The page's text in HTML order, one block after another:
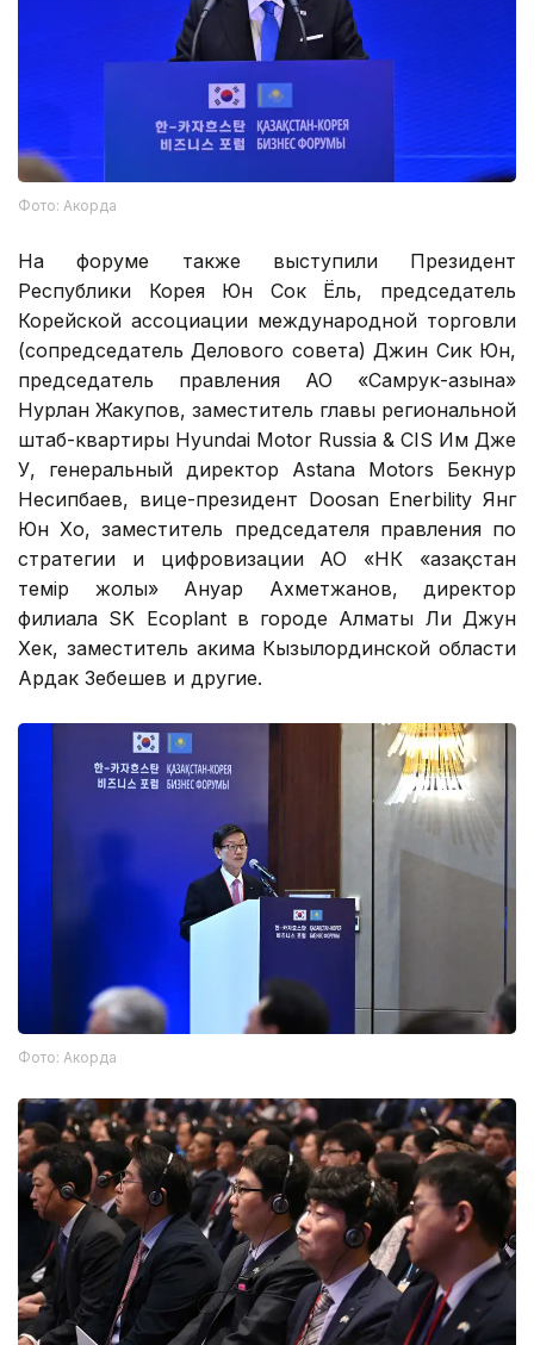
Фото: Акорда
На форуме также выступили Президент
Республики Корея Юн Сок Ёль, председатель
Корейской ассоциации международной торговли
(сопредседатель Делового совета) Джин Сик Юн,
председатель правления АО «Самрук-Қазына»
Нурлан Жакупов, заместитель главы региональной
штаб-квартиры Hyundai Motor Russia & CIS Им Дже
У, генеральный директор Astana Motors Бекнур
Несипбаев, вице-президент Doosan Enerbility Янг
Юн Хо, заместитель председателя правления по
стратегии и цифровизации АО «НК «Қазақстан
темір жолы» Ануар Ахметжанов, директор
филиала SK Ecoplant в городе Алматы Ли Джун
Хек, заместитель акима Кызылординской области
Ардак Зебешев и другие.
Фото: Акорда